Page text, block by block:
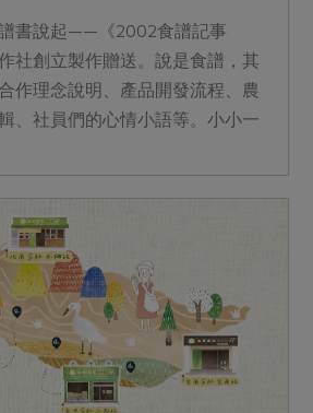
書說起——《2002食譜記事
社創立製作贈送。說是食譜，其
作理念說明、產品開發流程、農
、社員們的心情小語等。小小一